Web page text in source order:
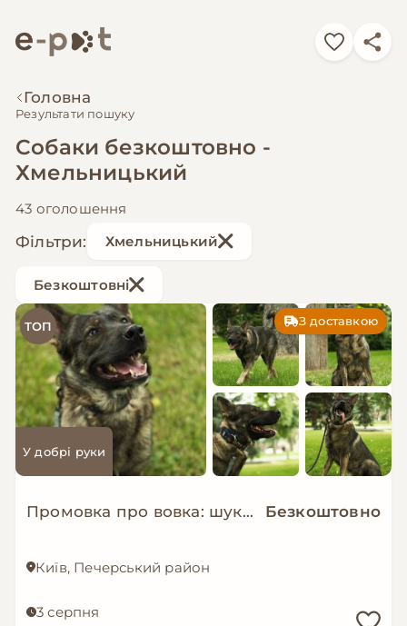
Головна
Результати пошуку
Собаки безкоштовно -
Хмельницький
43 оголошення
Фільтри: Хмельницький
Безкоштовні
ТОП З доставкою
У добрі руки
Промовка про вовка: шукаємо дім! Безкоштовно
Київ, Печерський район
3 серпня